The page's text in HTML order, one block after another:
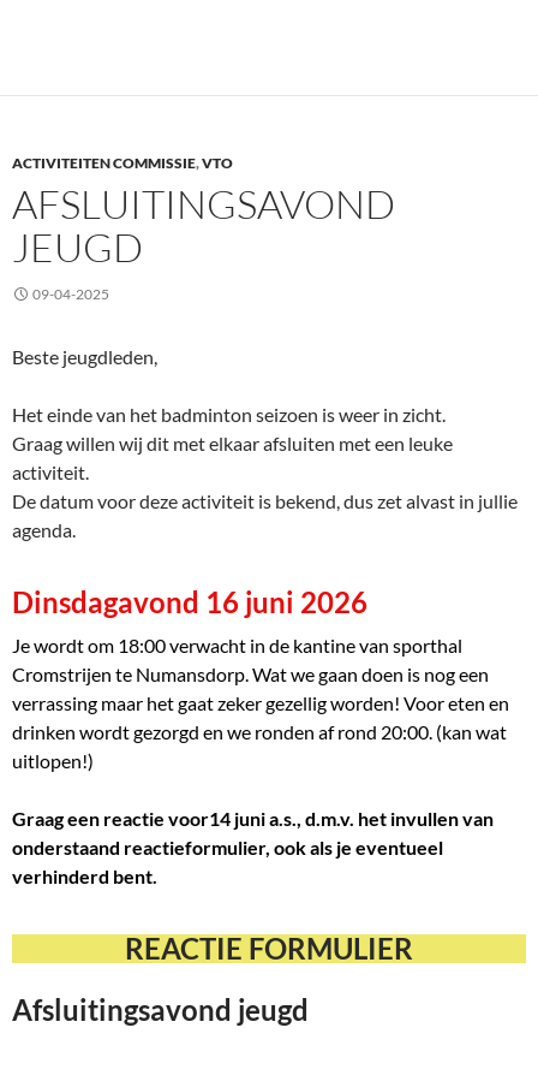
ACTIVITEITEN COMMISSIE,VTO
AFSLUITINGSAVOND
JEUGD
09-04-2025
Beste jeugdleden,
Het einde van het badminton seizoen is weer in zicht.
Graag willen wij dit met elkaar afsluiten met een leuke
activiteit.
De datum voor deze activiteit is bekend, dus zet alvast in jullie
agenda.
Dinsdagavond 16 juni 2026
Je wordt om 18:00 verwacht in de kantine van sporthal
Cromstrijen te Numansdorp. Wat we gaan doen is nog een
verrassing maar het gaat zeker gezellig worden! Voor eten en
drinken wordt gezorgd en we ronden af rond 20:00. (kan wat
uitlopen!)
Graag een reactie voor14 juni a.s., d.m.v. het invullen van
onderstaand reactieformulier, ook als je eventueel
verhinderd bent.
REACTIE FORMULIER
Afsluitingsavond jeugd